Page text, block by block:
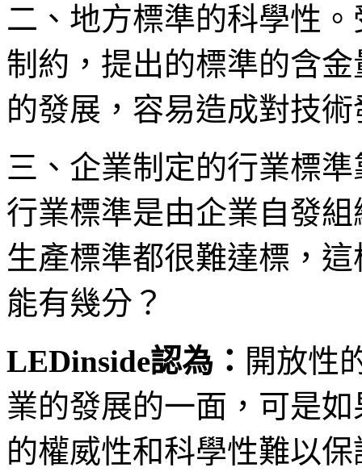
二、地方標準的科學性
制約，提出的標準的含
的發展，容易造成對技
三、企業制定的行業標
行業標準是由企業自發
生產標準都很難達標，
能有幾分？
LEDinside認為： 開放性
業的發展的一面，可是
的權威性和科學性難以